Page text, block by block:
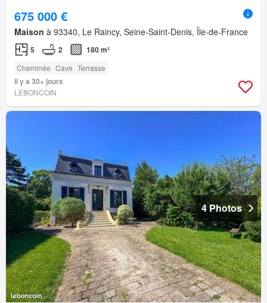
675 000 €
Maison à 93340, Le Raincy, Seine-Saint-Denis, Île-de-France
5 2 180 m²
Cheminée Cave Terrasse
Il y a 30+ jours
LEBONCOIN
4 Photos